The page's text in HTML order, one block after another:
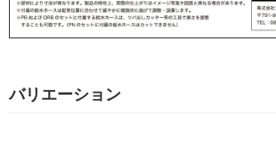
バリエーション